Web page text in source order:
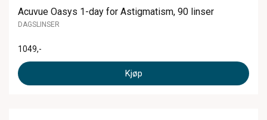
Acuvue Oasys 1-day for Astigmatism, 90 linser
DAGSLINSER
1049,-
Kjøp